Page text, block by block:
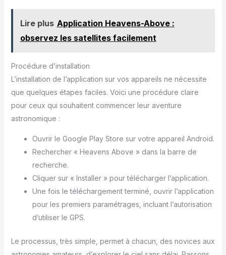
Lire plus Application Heavens-Above :
observez les satellites facilement
Procédure d’installation
L’installation de l’application sur vos appareils ne nécessite
que quelques étapes faciles. Voici une procédure claire
pour ceux qui souhaitent commencer leur aventure
astronomique :
Ouvrir le Google Play Store sur votre appareil Android.
Rechercher « Heavens Above » dans la barre de
recherche.
Cliquer sur « Installer » pour télécharger l’application.
Une fois le téléchargement terminé, ouvrir l’application
pour les premiers paramétrages, incluant l’autorisation
d’utiliser le GPS.
Le processus, très simple, permet à chacun, des novices aux